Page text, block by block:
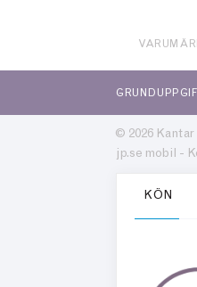
© 2026
jp.se mobil -
KÖN